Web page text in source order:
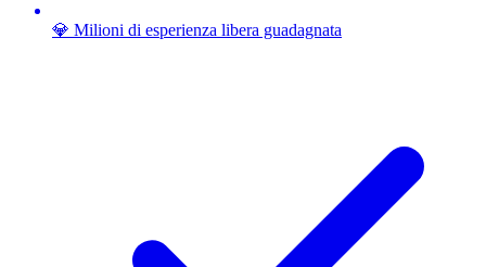
💎 Milioni di esperienza libera guadagnata